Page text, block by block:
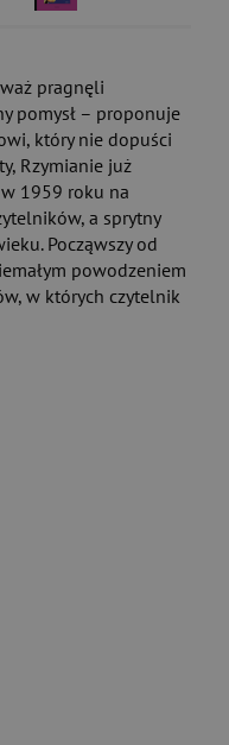
pragnęli
pomysł – proponuje
który nie dopuści
Rzymianie już
1959 roku na
a sprytny
Począwszy od
powodzeniem
w których czytelnik